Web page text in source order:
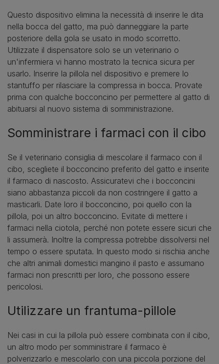
Questo dispositivo elimina la necessità di inserire le dita
nella bocca del gatto, ma può danneggiare la parte
posteriore della gola se usato in modo scorretto.
Utilizzate il dispensatore solo se un veterinario o
un'infermiera vi hanno mostrato la tecnica sicura per
usarlo. Inserire la pillola nel dispositivo e premere lo
stantuffo per rilasciare la compressa in bocca. Provate
prima con qualche bocconcino per permettere al gatto di
abituarsi al nuovo sistema di somministrazione.
Somministrare i farmaci con il cibo
Se il veterinario consiglia di mescolare il farmaco con il
cibo, scegliete il bocconcino preferito del gatto e inserite
il farmaco di nascosto. Assicuratevi che i bocconcini
siano abbastanza piccoli da non costringere il gatto a
masticarli. Date loro il bocconcino, poi quello con la
pillola, poi un altro bocconcino. Evitate di mettere i
farmaci nella ciotola, perché non potete essere sicuri che
li assumerà. Inoltre la compressa potrebbe dissolversi nel
tempo o essere sputata. In questo modo si rischia anche
che altri animali domestici mangino il pasto e assumano
farmaci non prescritti per loro, che possono essere
pericolosi.
Utilizzare un frantuma-pillole
Nei casi in cui la pillola può essere combinata con il cibo,
un altro modo per somministrare il farmaco è
polverizzarlo e mescolarlo con una piccola porzione del